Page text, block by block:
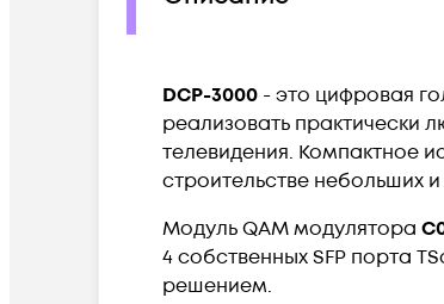
DCP-3000 - это цифровая
реализовать практически
телевидения. Компактное
строительстве небольших
Модуль QAM модулятора
4 собственных SFP порта
решением.